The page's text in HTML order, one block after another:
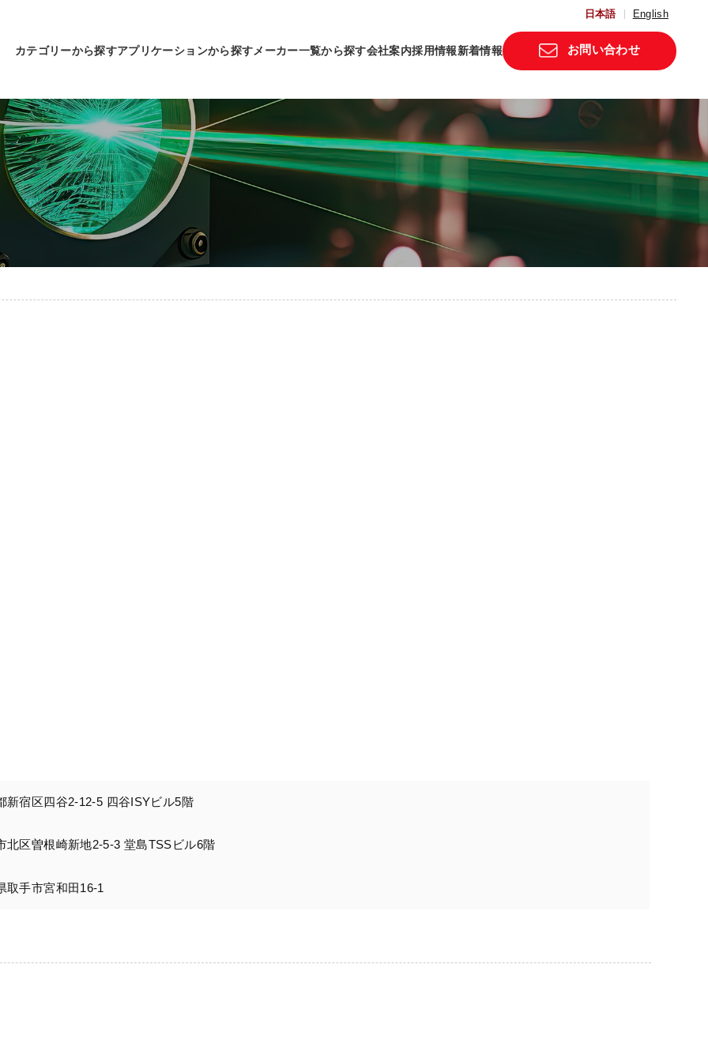
カテゴリーから探すアプリケーションから探すメーカー一覧から探す会社案内採用情報新着情報 お問い合わせ
日本語 English
新宿区四谷2-12-5 四谷ISYビル5階
北区曽根崎新地2-5-3 堂島TSSビル6階
取手市宮和田16-1